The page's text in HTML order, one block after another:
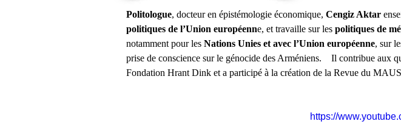
Politologue, docteur en épistémologie économique, Cengiz Aktar
politiques de l’Union européenne, et travaille sur les politiques de
notamment pour les Nations Unies et avec l’Union européenne, sur
prise de conscience sur le génocide des Arméniens.  ​  Il contribue
Fondation Hrant Dink et a participé à la création de la Revue du
https://